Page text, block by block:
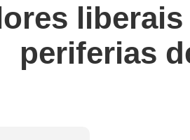
periferias